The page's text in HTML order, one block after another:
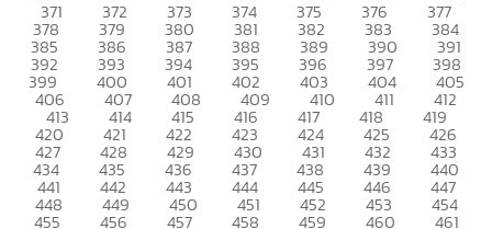
371 372 373 374 375 376 377
378 379 380 381 382 383 384
385 386 387 388 389 390 391
392 393 394 395 396 397 398
399 400 401 402 403 404 405
406 407 408 409 410 411 412
413 414 415 416 417 418 419
420 421 422 423 424 425 426
427 428 429 430 431 432 433
434 435 436 437 438 439 440
441 442 443 444 445 446 447
448 449 450 451 452 453 454
455 456 457 458 459 460 461